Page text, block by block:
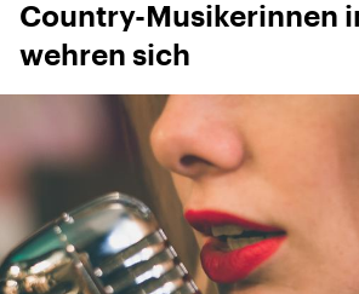
Country-Musikerinnen
wehren sich